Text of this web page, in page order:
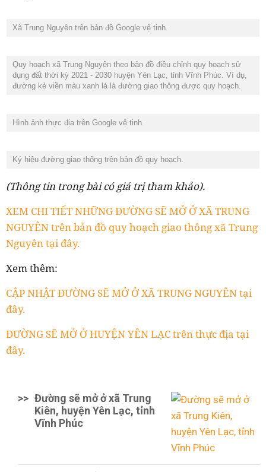
Xã Trung Nguyên trên bản đồ Google vệ tinh.
Quy hoạch xã Trung Nguyên theo bản đồ điều chỉnh quy hoạch sử
dụng đất thời kỳ 2021 - 2030 huyện Yên Lạc, tỉnh Vĩnh Phúc. Ví dụ,
đường kẻ viền màu xanh lá là đường giao thông được quy hoạch.
Hình ảnh thực địa trên Google vệ tinh.
Ký hiệu đường giao thông trên bản đồ quy hoạch.
(Thông tin trong bài có giá trị tham khảo).
XEM CHI TIẾT NHỮNG ĐƯỜNG SẼ MỞ Ở XÃ TRUNG
NGUYÊN trên bản đồ quy hoạch giao thông xã Trung
Nguyên tại đây.
Xem thêm:
CẬP NHẬT ĐƯỜNG SẼ MỞ Ở XÃ TRUNG NGUYÊN tại
đây.
ĐƯỜNG SẼ MỞ Ở HUYỆN YÊN LẠC trên thực địa tại
đây.
>> Đường sẽ mở ở xã Trung
Kiên, huyện Yên Lạc, tỉnh
Vĩnh Phúc